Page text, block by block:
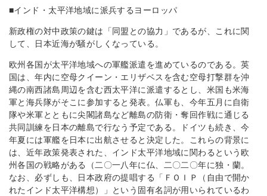
■インド・太平洋地域に派兵するヨーロッパ
新政権の対中政策の鍵は「同盟との協力」であるが、これに関
して、日本近海が騒がしくなっている。
欧州各国が太平洋地域への軍艦派遣を進めているのである。英
国は、年内に空母クイーン・エリザベスを含む空母打撃群を沖
縄の南西諸島周辺を含む西太平洋に派遣するとし、米国も米海
軍と海兵隊がそこに参加すると発表。仏軍も、今年五月に自衛
隊や米軍とともに尖閣諸島など離島の防衛・奪回作戦に通じる
共同訓練を日本の離島で行なう予定である。ドイツも続き、今
年夏には軍艦を日本に出航させると決定した。これらの背景に
は、近年政策発表された、インド太平洋地域に関わるという欧
州各国の戦略がある（二〇一八年に仏、二〇二〇年に独・蘭。
なお、必ずしも、日本政府の提唱する「ＦＯＩＰ（自由で開か
れたインド太平洋構想）」という固有名詞が用いられているわ